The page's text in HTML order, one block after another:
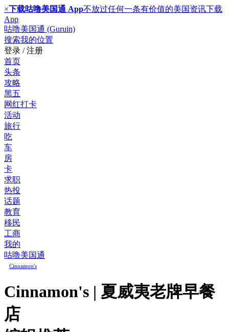
×下载咕噜美国通 App不放过任何一条有价值的美国资讯下载
App
咕噜美国通 (Guruin)
搜索我的位置
登录 / 注册
首页
头条
攻略
黑五
网红打卡
活动
旅行
吃
车
房
卡
求职
热投
话题
教育
移民
工商
我的
咕噜美国通
Cinnamon's
Cinnamon's | 夏威夷老牌早餐
店